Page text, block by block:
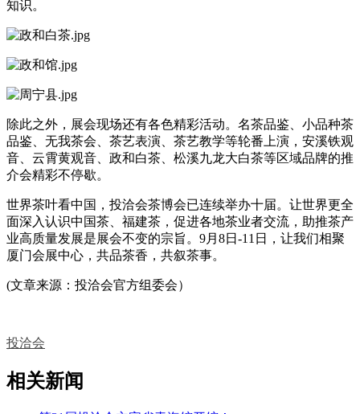
知识。
除此之外，展会现场还有各色精彩活动。名茶品鉴、小品种茶
品鉴、无我茶会、茶艺表演、茶艺教学等轮番上演，安溪铁观
音、云霄黄观音、政和白茶、松溪九龙大白茶等区域品牌的推
介会精彩不停歇。
世界茶叶看中国，投洽会茶博会已连续举办十届。让世界更全
面深入认识中国茶、福建茶，促进各地茶业者交流，助推茶产
业高质量发展是展会不变的宗旨。9月8日-11日，让我们相聚
厦门会展中心，共品茶香，共叙茶事。
(文章来源：投洽会官方组委会）
投洽会
相关新闻